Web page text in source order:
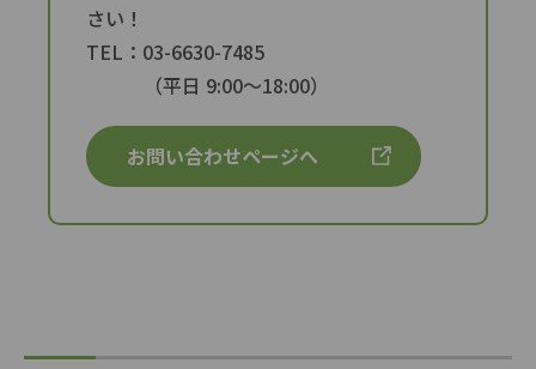
さい！
TEL：03-6630-7485
（平日 9:00〜18:00）
お問い合わせページへ